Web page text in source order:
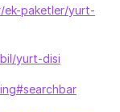
paketler/yurt-
yurt-disi